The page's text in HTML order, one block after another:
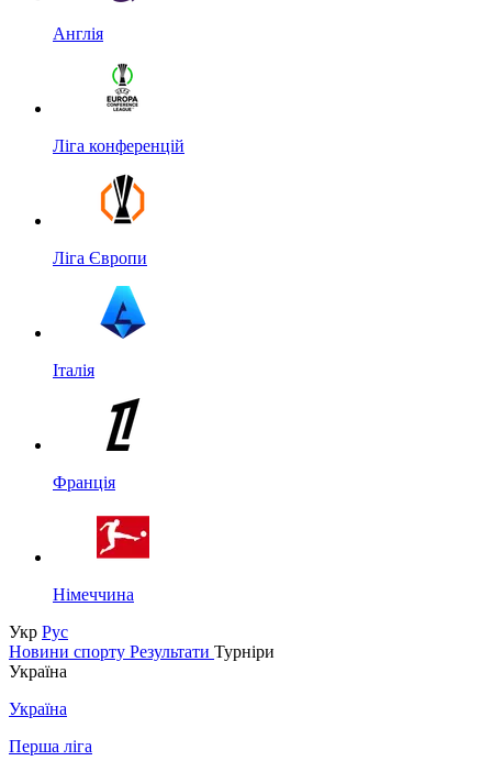
Англія
Ліга конференцій
Ліга Європи
Італія
Франція
Німеччина
Укр Рус
Новини спорту Результати Турніри
Україна
Україна
Перша ліга